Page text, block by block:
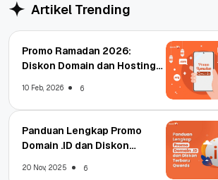
Artikel Trending
Promo Ramadan 2026:
Diskon Domain dan Hosting
10 Feb, 2026 6
Panduan Lengkap Promo
Domain .ID dan Diskon
20 Nov, 2025 6